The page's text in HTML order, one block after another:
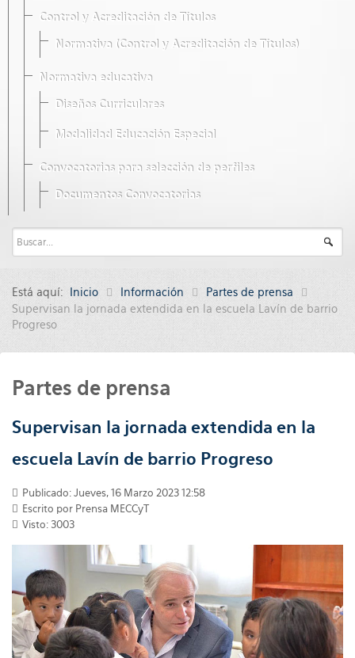
Control y Acreditación de Títulos
Normativa (Control y Acreditación de Títulos)
Normativa educativa
Diseños Curriculares
Modalidad Educación Especial
Convocatorias para selección de perfiles
Documentos Convocatorias
Está aquí: Inicio Información
Partes de prensa
Supervisan la jornada extendida en la escuela Lavín de barrio
Progreso
Partes de prensa
Supervisan la jornada extendida en la
escuela Lavín de barrio Progreso
Publicado: Jueves, 16 Marzo 2023 12:58
Escrito por Prensa MECCyT
Visto: 3003